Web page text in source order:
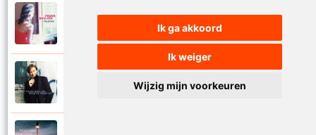
Ik ga akkoord
Ik weiger
Wijzig mijn voorkeuren
Frank Boeijen
Open de poorten